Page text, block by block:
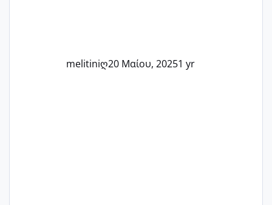
melitiniღ20 Μαίου, 20251 yr